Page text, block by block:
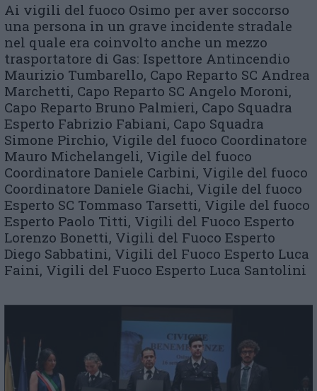
Ai vigili del fuoco Osimo per aver soccorso
una persona in un grave incidente stradale
nel quale era coinvolto anche un mezzo
trasportatore di Gas: Ispettore Antincendio
Maurizio Tumbarello, Capo Reparto SC Andrea
Marchetti, Capo Reparto SC Angelo Moroni,
Capo Reparto Bruno Palmieri, Capo Squadra
Esperto Fabrizio Fabiani, Capo Squadra
Simone Pirchio, Vigile del fuoco Coordinatore
Mauro Michelangeli, Vigile del fuoco
Coordinatore Daniele Carbini, Vigile del fuoco
Coordinatore Daniele Giachi, Vigile del fuoco
Esperto SC Tommaso Tarsetti, Vigile del fuoco
Esperto Paolo Titti, Vigili del Fuoco Esperto
Lorenzo Bonetti, Vigili del Fuoco Esperto
Diego Sabbatini, Vigili del Fuoco Esperto Luca
Faini, Vigili del Fuoco Esperto Luca Santolini